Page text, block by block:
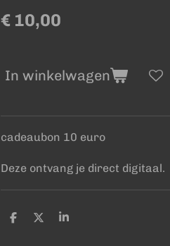
€ 10,00
In winkelwagen
cadeaubon 10 euro
Deze ontvang je direct digitaal.
D
D
S